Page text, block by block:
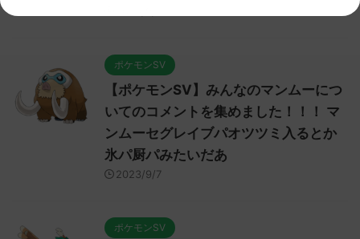
ポケモンSV
【ポケモンSV】みんなのマンムーにつ
いてのコメントを集めました！！！ マ
ンムーセグレイブパオツツミ入るとか
氷パ厨パみたいだあ
2023/9/7
ポケモンSV